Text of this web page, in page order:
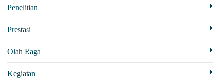
Penelitian
Prestasi
Olah Raga
Kegiatan